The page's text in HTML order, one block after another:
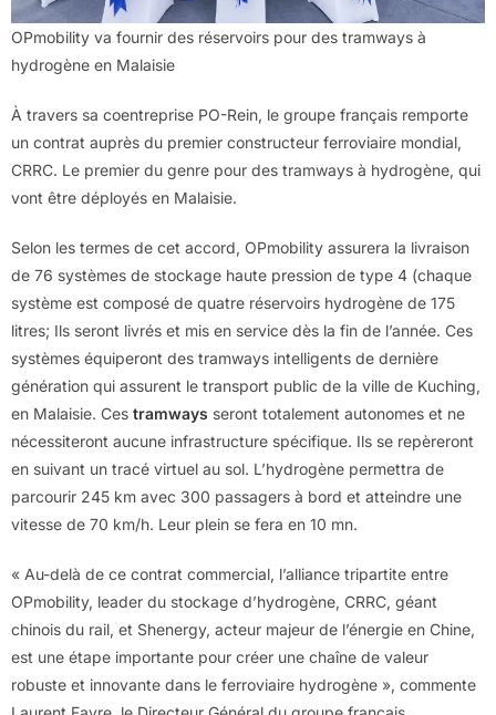
OPmobility va fournir des réservoirs pour des tramways à
hydrogène en Malaisie
À travers sa coentreprise PO-Rein, le groupe français remporte
un contrat auprès du premier constructeur ferroviaire mondial,
CRRC. Le premier du genre pour des tramways à hydrogène, qui
vont être déployés en Malaisie.
Selon les termes de cet accord, OPmobility assurera la livraison
de 76 systèmes de stockage haute pression de type 4 (chaque
système est composé de quatre réservoirs hydrogène de 175
litres; Ils seront livrés et mis en service dès la fin de l’année. Ces
systèmes équiperont des tramways intelligents de dernière
génération qui assurent le transport public de la ville de Kuching,
en Malaisie. Ces tramways seront totalement autonomes et ne
nécessiteront aucune infrastructure spécifique. Ils se repèreront
en suivant un tracé virtuel au sol. L’hydrogène permettra de
parcourir 245 km avec 300 passagers à bord et atteindre une
vitesse de 70 km/h. Leur plein se fera en 10 mn.
« Au-delà de ce contrat commercial, l’alliance tripartite entre
OPmobility, leader du stockage d’hydrogène, CRRC, géant
chinois du rail, et Shenergy, acteur majeur de l’énergie en Chine,
est une étape importante pour créer une chaîne de valeur
robuste et innovante dans le ferroviaire hydrogène », commente